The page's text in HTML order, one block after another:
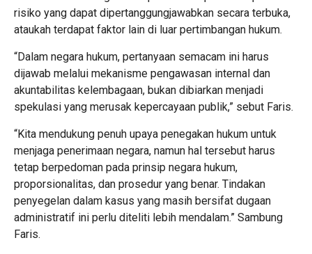
risiko yang dapat dipertanggungjawabkan secara terbuka,
ataukah terdapat faktor lain di luar pertimbangan hukum.
“Dalam negara hukum, pertanyaan semacam ini harus
dijawab melalui mekanisme pengawasan internal dan
akuntabilitas kelembagaan, bukan dibiarkan menjadi
spekulasi yang merusak kepercayaan publik,” sebut Faris.
“Kita mendukung penuh upaya penegakan hukum untuk
menjaga penerimaan negara, namun hal tersebut harus
tetap berpedoman pada prinsip negara hukum,
proporsionalitas, dan prosedur yang benar. Tindakan
penyegelan dalam kasus yang masih bersifat dugaan
administratif ini perlu diteliti lebih mendalam.” Sambung
Faris.